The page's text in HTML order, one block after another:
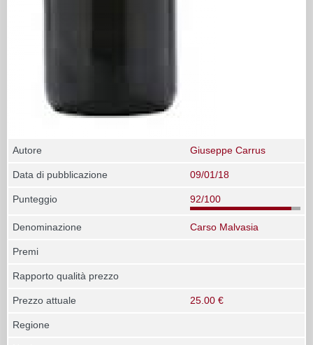
Autore Giuseppe Carrus
Data di pubblicazione 09/01/18
Punteggio 92/100
Denominazione Carso Malvasia
Premi
Rapporto qualità prezzo
Prezzo attuale 25.00 €
Regione